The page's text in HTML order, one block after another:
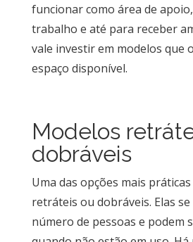
funcionar como área de
trabalho e até para receber
vale investir em modelos que
espaço disponível.
Modelos
dobráveis
Uma das opções mais
retráteis ou dobráveis. Elas
número de pessoas e podem